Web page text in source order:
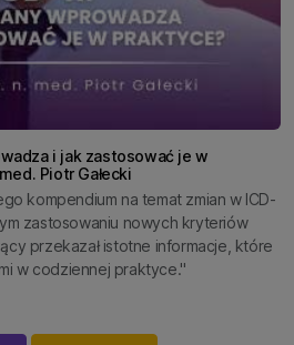
i jak zastosować je w
Piotr Gałecki
kompendium na temat zmian w ICD-
zastosowaniu nowych kryteriów
przekazał istotne informacje, które
w codziennej praktyce."